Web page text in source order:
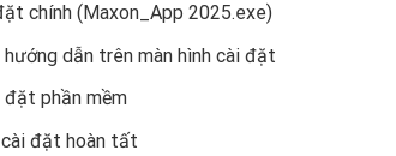
chính (Maxon_App 2025.exe)
dẫn trên màn hình cài đặt
phần mềm
đặt hoàn tất